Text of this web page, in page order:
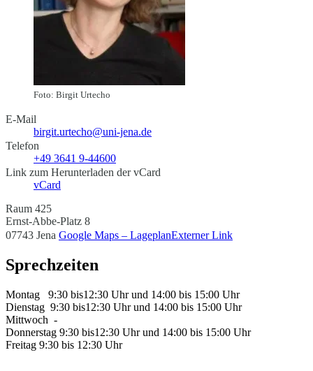
Foto: Birgit Urtecho
E-Mail
birgit.urtecho@uni-jena.de
Telefon
+49 3641 9-44600
Link zum Herunterladen der vCard
vCard
Raum 425
Ernst-Abbe-Platz 8
07743 Jena Google Maps – LageplanExterner Link
Sprechzeiten
Montag 9:30 bis12:30 Uhr und 14:00 bis 15:00 Uhr
Dienstag 9:30 bis12:30 Uhr und 14:00 bis 15:00 Uhr
Mittwoch -
Donnerstag 9:30 bis12:30 Uhr und 14:00 bis 15:00 Uhr
Freitag 9:30 bis 12:30 Uhr